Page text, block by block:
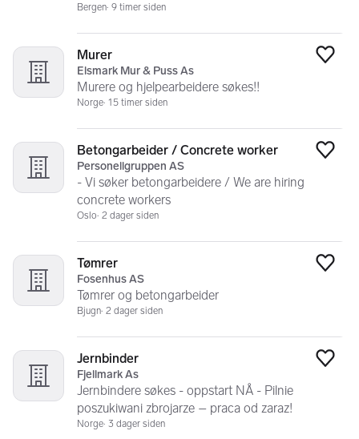
Bergen 9 timer siden
Murer
Elsmark Mur & Puss As
Murere og hjelpearbeidere søkes!!
Norge 15 timer siden
Betongarbeider / Concrete worker
Personellgruppen AS
- Vi søker betongarbeidere / We are hiring
concrete workers
Oslo 2 dager siden
Tømrer
Fosenhus AS
Tømrer og betongarbeider
Bjugn 2 dager siden
Jernbinder
Fjellmark As
Jernbindere søkes - oppstart NÅ - Pilnie
poszukiwani zbrojarze – praca od zaraz!
Norge 3 dager siden